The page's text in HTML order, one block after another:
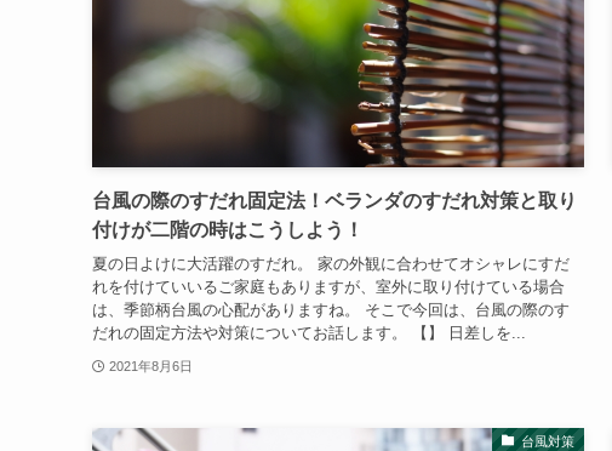
台風の際のすだれ固定法！ベランダのすだれ対策と取り
付けが二階の時はこうしよう！
夏の日よけに大活躍のすだれ。 家の外観に合わせてオシャレにすだ
れを付けていいるご家庭もありますが、室外に取り付けている場合
は、季節柄台風の心配がありますね。 そこで今回は、台風の際のす
だれの固定方法や対策についてお話します。 【】 日差しを...
2021年8月6日
台風対策